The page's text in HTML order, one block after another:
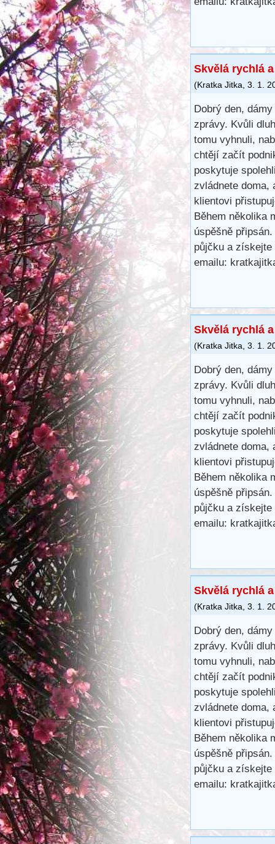
Skvělá rychlá
(Kratka Jitka 3. 1.
Dobrý den,
zprávy. Kvůli
tomu vyhnuli,
chtějí začít
poskytuje
zvládnete doma,
klientovi
Během několika
úspěšně
půjčku a získejte
emailu:
Skvělá rychlá
(Kratka Jitka 3. 1.
Dobrý den,
zprávy. Kvůli
tomu vyhnuli,
chtějí začít
poskytuje
zvládnete doma,
klientovi
Během několika
úspěšně
půjčku a získejte
emailu:
Skvělá rychlá
(Kratka Jitka 3. 1.
Dobrý den,
zprávy. Kvůli
tomu vyhnuli,
chtějí začít
poskytuje
zvládnete doma,
klientovi
Během několika
úspěšně
půjčku a získejte
emailu: